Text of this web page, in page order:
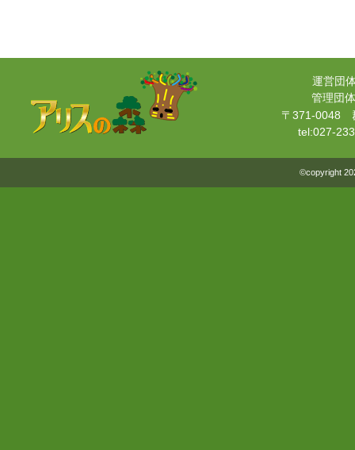
運営団
管理団
〒371-0048
tel:027-
©copyright